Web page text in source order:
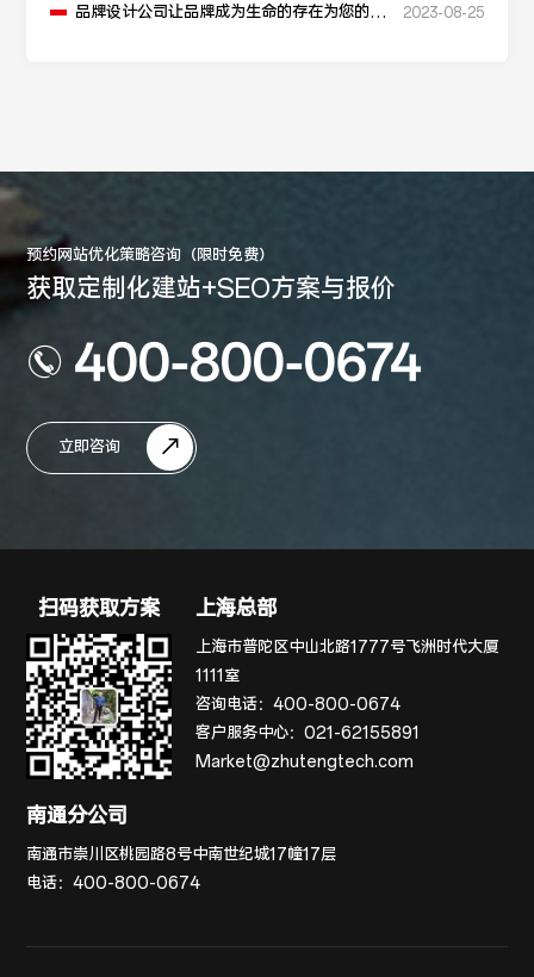
品牌设计公司让品牌成为生命的存在为您的品
2023-08-25
预约网站优化策略咨询（限时免费）
获取定制化建站+SEO方案与报价
400-800-0674
立即咨询
扫码获取方案 上海总部
上海市普陀区中山北路1777号飞洲时代大厦
1111室
咨询电话：400-800-0674
客户服务中心：021-62155891
Market@zhutengtech.com
南通分公司
南通市崇川区桃园路8号中南世纪城17幢17层
电话：400-800-0674